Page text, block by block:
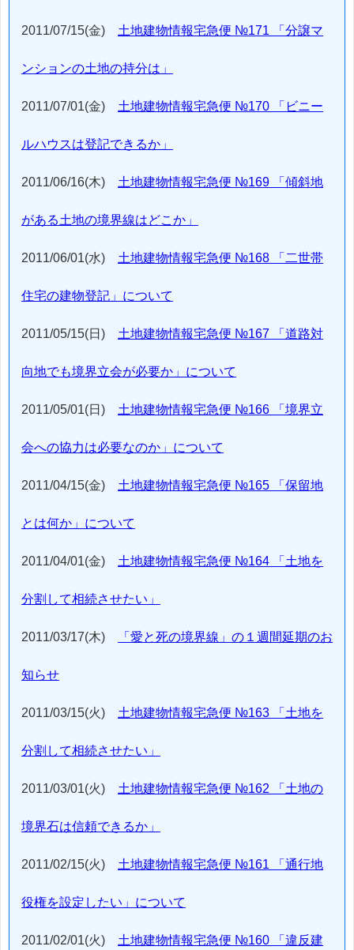
2011/07/15(金) 土地建物情報宅急便 №171 「分譲マ
ンションの土地の持分は」
2011/07/01(金) 土地建物情報宅急便 №170 「ビニー
ルハウスは登記できるか」
2011/06/16(木) 土地建物情報宅急便 №169 「傾斜地
がある土地の境界線はどこか」
2011/06/01(水) 土地建物情報宅急便 №168 「二世帯
住宅の建物登記」について
2011/05/15(日) 土地建物情報宅急便 №167 「道路対
向地でも境界立会が必要か」について
2011/05/01(日) 土地建物情報宅急便 №166 「境界立
会への協力は必要なのか」について
2011/04/15(金) 土地建物情報宅急便 №165 「保留地
とは何か」について
2011/04/01(金) 土地建物情報宅急便 №164 「土地を
分割して相続させたい」
2011/03/17(木) 「愛と死の境界線」の１週間延期のお
知らせ
2011/03/15(火) 土地建物情報宅急便 №163 「土地を
分割して相続させたい」
2011/03/01(火) 土地建物情報宅急便 №162 「土地の
境界石は信頼できるか」
2011/02/15(火) 土地建物情報宅急便 №161 「通行地
役権を設定したい」について
2011/02/01(火) 土地建物情報宅急便 №160 「違反建